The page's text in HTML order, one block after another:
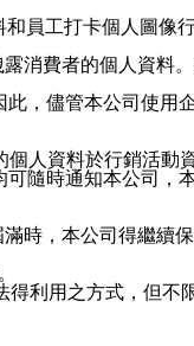
員工打卡個人圖像
消費者的個人資料
，儘管本公司使用
人資料於行銷活動
隨時通知本公司，
時，本公司得繼續
利用之方式，但